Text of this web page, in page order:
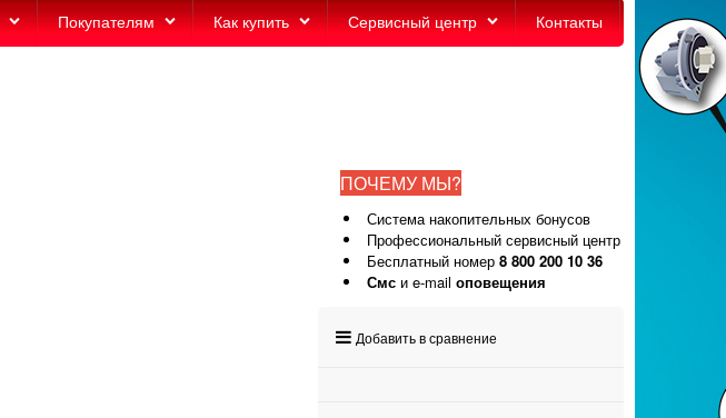
Покупателям Как купить Сервисный центр Контакты
ПОЧЕМУ МЫ?
Система накопительных бонусов
Профессиональный сервисный центр
Бесплатный номер 8 800 200 10 36
Смс и e-mail оповещения
Добавить в сравнение